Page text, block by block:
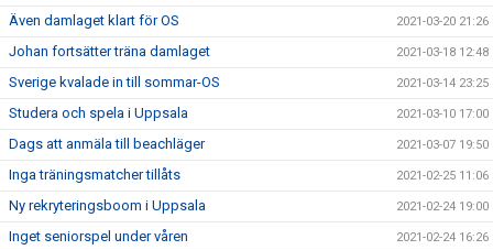
Även damlaget klart för OS 2021-03-20 21:26
Johan fortsätter träna damlaget 2021-03-18 12:48
Sverige kvalade in till sommar-OS 2021-03-14 23:25
Studera och spela i Uppsala 2021-03-10 17:00
Dags att anmäla till beachläger 2021-03-07 19:50
Inga träningsmatcher tillåts 2021-02-25 11:06
Ny rekryteringsboom i Uppsala 2021-02-24 19:00
Inget seniorspel under våren 2021-02-24 16:26